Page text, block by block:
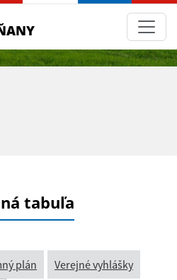
tabuľa
plán Verejné vyhlášky